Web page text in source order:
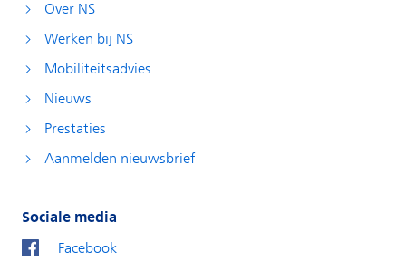
Over NS
Werken bij NS
Mobiliteitsadvies
Nieuws
Prestaties
Aanmelden nieuwsbrief
Sociale media
Facebook